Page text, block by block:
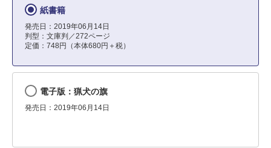
紙書籍
発売日：2019年06月14日
判型：文庫判／272ページ
定価：748円（本体680円＋税）
電子版：猟犬の旗
発売日：2019年06月14日